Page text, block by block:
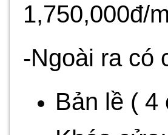
1,750,000đ/
-Ngoài ra có
Bản lề ( 4